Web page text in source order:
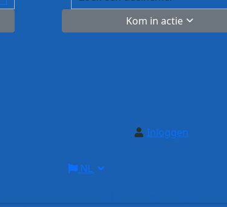
Kom in actie
Inloggen
NL